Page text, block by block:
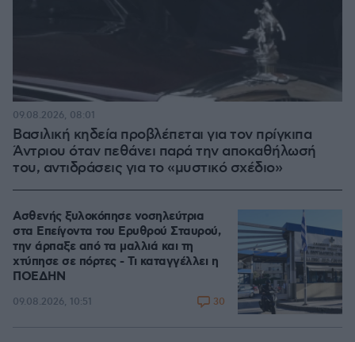
Βασιλική κηδεία προβλέπεται για τον πρίγκιπα
Άντριου όταν πεθάνει παρά την αποκαθήλωσή
του, αντιδράσεις για το «μυστικό σχέδιο»
09.08.2026, 08:01
Ασθενής ξυλοκόπησε νοσηλεύτρια
στα Επείγοντα του Ερυθρού Σταυρού,
την άρπαξε από τα μαλλιά και τη
χτύπησε σε πόρτες - Τι καταγγέλλει η
ΠΟΕΔΗΝ
09.08.2026, 10:51 30